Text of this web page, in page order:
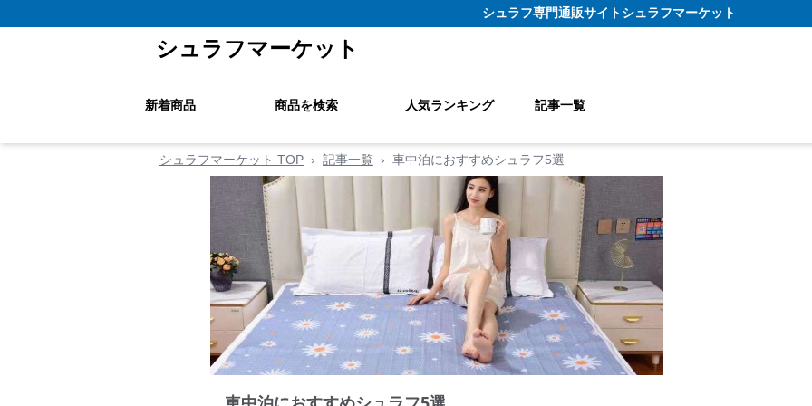
シュラフ専門通販サイトシュラフマーケット
シュラフマーケット
新着商品 商品を検索 人気ランキング 記事一覧
シュラフマーケット TOP › 記事一覧 › 車中泊におすすめシュラフ5選